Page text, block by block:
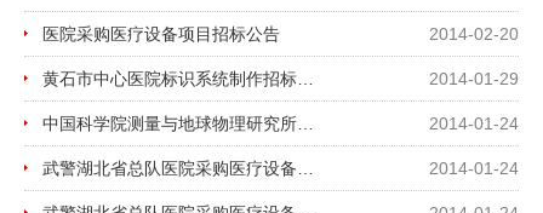
医院采购医疗设备项目招标公告 2014-02-20
2014-01-29
2014-01-24
2014-01-24